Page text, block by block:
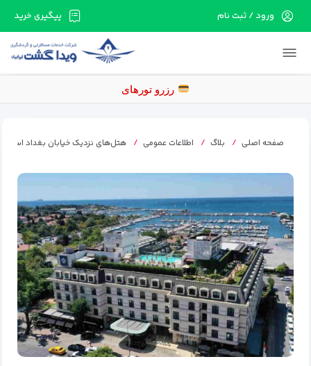
در حال حاضر ارتباط با سرور قطع می باشد لطفا
رزرو تور
پیگیری خرید ورود / ثبت نام
صفحه اصلی بلاگ اطلاعات عمومی هتل‌های نزدیک خیابان بغداد